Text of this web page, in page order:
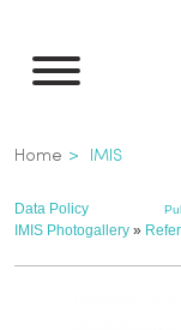
naar
inhoud
gaan
Kruimelpad
Home IMIS
Data Policy
IMIS Photogallery »